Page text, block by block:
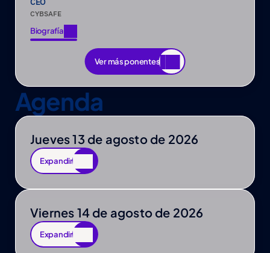
CYBSAFE
Biografía
Biografía
Ver más ponentes
Ver más ponentes
Agenda
Jueves 13 de agosto de 2026
Expandir
Expandir
Viernes 14 de agosto de 2026
Expandir
Expandir